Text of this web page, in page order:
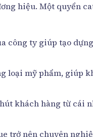
hiệu. Một quyển
công ty giúp tạo
loại mỹ phẩm, giúp
khách hàng từ cái
trở nên chuyên